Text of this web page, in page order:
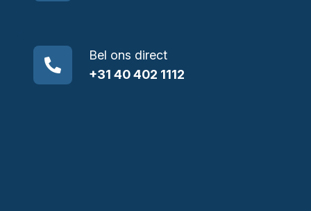
Bel ons direct
+31 40 402 1112